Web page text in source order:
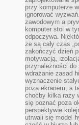
przy komputerze
ignorować
zawodowym a
komputer stoi w
odpoczywa.
że są cały czas
zakończyć dzień
motywacją,
przynależności do
wdrażanie zasad
wyznaczenie
poza ekranem, a
choćby kilka razy
się poznać poza
perspektywie
utrwali się model